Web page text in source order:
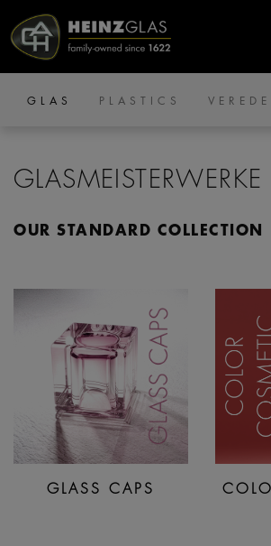
GLAS PLASTICS
GLASMEISTERWERKE
OUR STANDARD COLLECTION
GLASS CAPS